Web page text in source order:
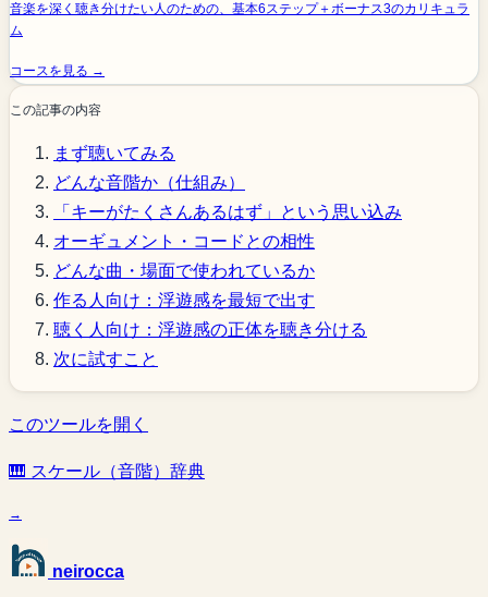
音楽を深く聴き分けたい人のための、基本6ステップ＋ボーナス3のカリキュラ
ム
コースを見る →
この記事の内容
まず聴いてみる
どんな音階か（仕組み）
「キーがたくさんあるはず」という思い込み
オーギュメント・コードとの相性
どんな曲・場面で使われているか
作る人向け：浮遊感を最短で出す
聴く人向け：浮遊感の正体を聴き分ける
次に試すこと
このツールを開く
🎹 スケール（音階）辞典
→
neirocca